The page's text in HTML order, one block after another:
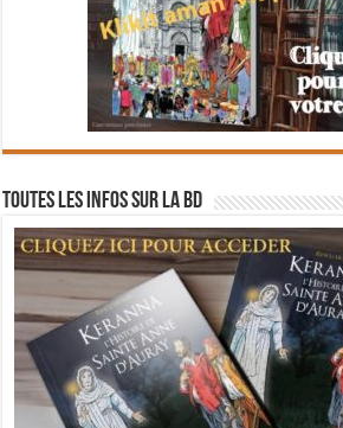
Toutes les infos sur la BD